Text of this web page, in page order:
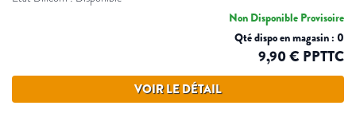
Non Disponible Provisoire
Qté dispo en magasin : 0
9,90 € PPTTC
VOIR LE DÉTAIL